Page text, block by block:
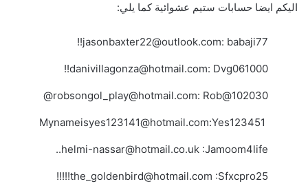
اليكم ايضا حسابات ستيم عشوائية كما يلي:
jasonbaxter22@outlook.com: babaji77!!
danivillagonza@hotmail.com: Dvg061000!!
robsongol_play@hotmail.com: Rob@102030@
Mynameisyes123141@hotmail.com:Yes123451
helmi-nassar@hotmail.co.uk :Jamoom4life..
the_goldenbird@hotmail.com :Sfxcpro25!!!!!